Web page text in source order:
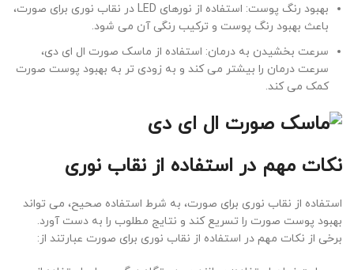
بهبود رنگ پوست: استفاده از نورهای
در نقاب نوری برای صورت،
باعث بهبود رنگ پوست و ترکیب رنگی آن می شود.
سرعت بخشیدن به درمان: استفاده از ماسک صورت ال ای دی،
سرعت درمان را بیشتر می کند و به زودی تر به بهبود پوست صورت
کمک می کند.
نکات مهم در استفاده از نقاب نوری
استفاده از نقاب نوری برای صورت، به شرط استفاده صحیح، می تواند
بهبود پوست صورت را تسریع کند و نتایج مطلوب را به دست آورد.
برخی از نکات مهم در استفاده از نقاب نوری برای صورت عبارتند از :